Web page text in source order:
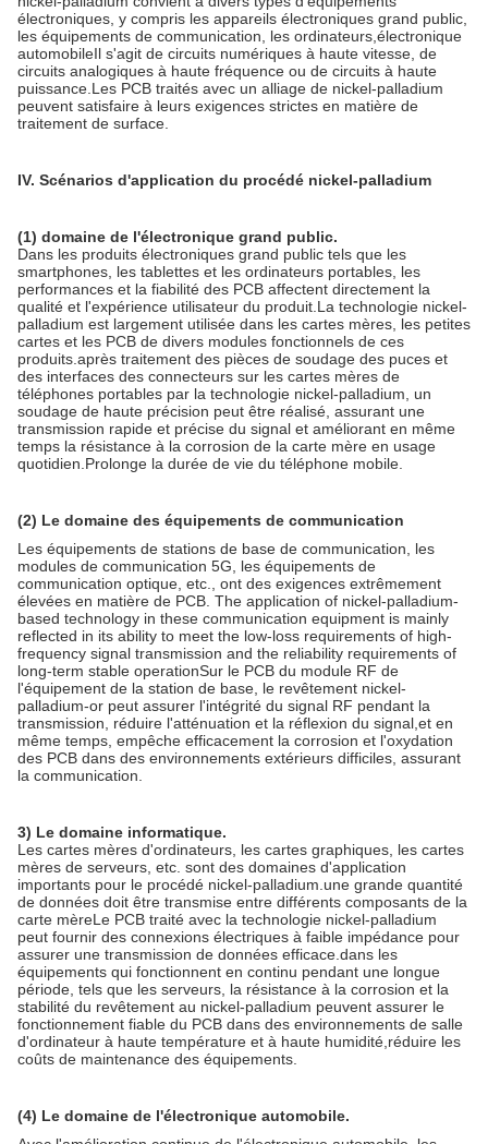
électroniques, y compris les appareils électroniques grand public,
les équipements de communication, les ordinateurs,électronique
automobileIl s'agit de circuits numériques à haute vitesse, de
circuits analogiques à haute fréquence ou de circuits à haute
puissance.Les PCB traités avec un alliage de nickel-palladium
peuvent satisfaire à leurs exigences strictes en matière de
traitement de surface.
IV. Scénarios d'application du procédé nickel-palladium
(1) domaine de l'électronique grand public.
Dans les produits électroniques grand public tels que les
smartphones, les tablettes et les ordinateurs portables, les
performances et la fiabilité des PCB affectent directement la
qualité et l'expérience utilisateur du produit.La technologie nickel-
palladium est largement utilisée dans les cartes mères, les petites
cartes et les PCB de divers modules fonctionnels de ces
produits.après traitement des pièces de soudage des puces et
des interfaces des connecteurs sur les cartes mères de
téléphones portables par la technologie nickel-palladium, un
soudage de haute précision peut être réalisé, assurant une
transmission rapide et précise du signal et améliorant en même
temps la résistance à la corrosion de la carte mère en usage
quotidien.Prolonge la durée de vie du téléphone mobile.
(2) Le domaine des équipements de communication
Les équipements de stations de base de communication, les
modules de communication 5G, les équipements de
communication optique, etc., ont des exigences extrêmement
élevées en matière de PCB. The application of nickel-palladium-
based technology in these communication equipment is mainly
reflected in its ability to meet the low-loss requirements of high-
frequency signal transmission and the reliability requirements of
long-term stable operationSur le PCB du module RF de
l'équipement de la station de base, le revêtement nickel-
palladium-or peut assurer l'intégrité du signal RF pendant la
transmission, réduire l'atténuation et la réflexion du signal,et en
même temps, empêche efficacement la corrosion et l'oxydation
des PCB dans des environnements extérieurs difficiles, assurant
la communication.
3) Le domaine informatique.
Les cartes mères d'ordinateurs, les cartes graphiques, les cartes
mères de serveurs, etc. sont des domaines d'application
importants pour le procédé nickel-palladium.une grande quantité
de données doit être transmise entre différents composants de la
carte mèreLe PCB traité avec la technologie nickel-palladium
peut fournir des connexions électriques à faible impédance pour
assurer une transmission de données efficace.dans les
équipements qui fonctionnent en continu pendant une longue
période, tels que les serveurs, la résistance à la corrosion et la
stabilité du revêtement au nickel-palladium peuvent assurer le
fonctionnement fiable du PCB dans des environnements de salle
d'ordinateur à haute température et à haute humidité,réduire les
coûts de maintenance des équipements.
(4) Le domaine de l'électronique automobile.